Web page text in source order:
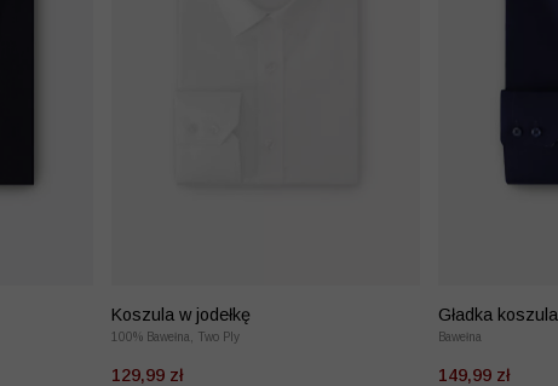
Koszula w jodełkę
100% Bawełna, Two Ply
129,99 zł
Gładka koszula
Bawełna
149,99 zł